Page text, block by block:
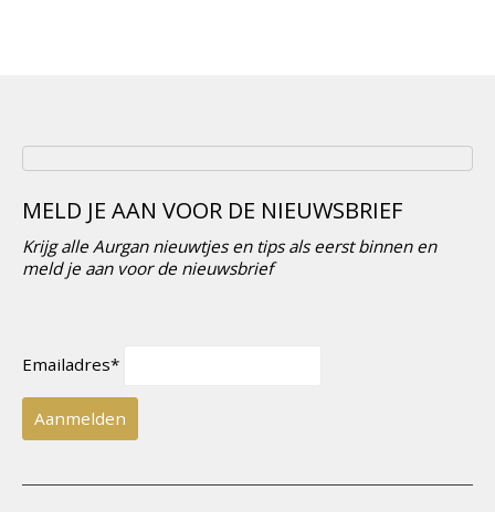
MELD JE AAN VOOR DE NIEUWSBRIEF
Krijg alle Aurgan nieuwtjes en tips als eerst binnen en
meld je aan voor de nieuwsbrief
Emailadres*